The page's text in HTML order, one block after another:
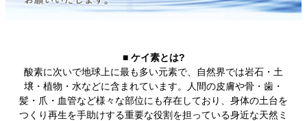
■ ケイ素とは?
酸素に次いで地球上に最も多い元素で、自然界では岩石・土
壌・植物・水などに含まれています。人間の皮膚や骨・歯・
髪・爪・血管など様々な部位にも存在しており、身体の土台を
つくり再生を手助けする重要な役割を担っている身近な天然ミ